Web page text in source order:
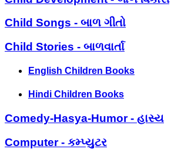
Child Songs - બાળ ગીતો
Child Stories - બાળવાર્તા
English Children Books
Hindi Children Books
Comedy-Hasya-Humor - હાસ્ય
Computer - કમ્પ્યુટર